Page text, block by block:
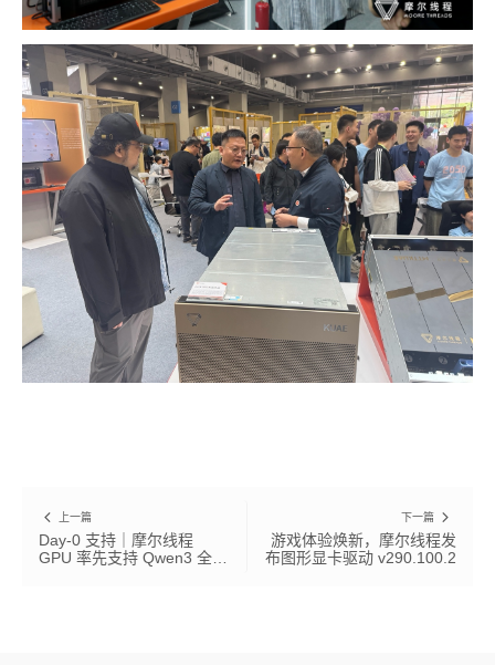
上一篇
Day-0 支持｜摩尔线程
GPU 率先支持 Qwen3 全系
下一篇
游戏体验焕新，摩尔线程发
布图形显卡驱动 v290.100.2